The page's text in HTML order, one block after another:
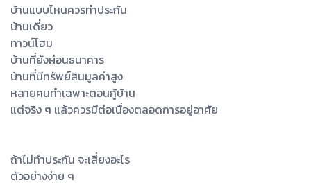
บ้านแบบไหนควรทำประกัน
บ้านเดี่ยว
ทาวน์โฮม
บ้านที่ยังผ่อนธนาคาร
บ้านที่มีทรัพย์สินมูลค่าสูง
หลายคนทำเฉพาะตอนกู้บ้าน
แต่จริง ๆ แล้วควรมีต่อเนื่องตลอดการอยู่อาศัย
ถ้าไม่ทำประกัน จะเสี่ยงอะไร
ตัวอย่างง่าย ๆ